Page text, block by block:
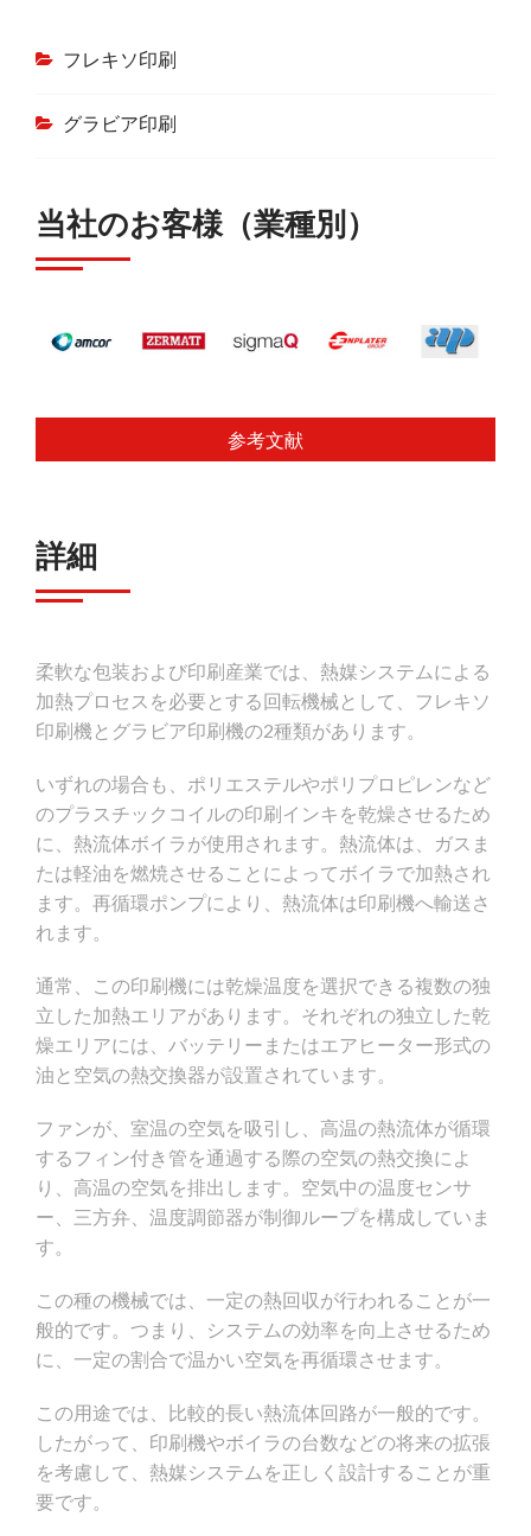
フレキソ印刷
グラビア印刷
当社のお客様（業種別）
参考文献
詳細
柔軟な包装および印刷産業では、熱媒システムによる
加熱プロセスを必要とする回転機械として、フレキソ
印刷機とグラビア印刷機の2種類があります。
いずれの場合も、ポリエステルやポリプロピレンなど
のプラスチックコイルの印刷インキを乾燥させるため
に、熱流体ボイラが使用されます。熱流体は、ガスま
たは軽油を燃焼させることによってボイラで加熱され
ます。再循環ポンプにより、熱流体は印刷機へ輸送さ
れます。
通常、この印刷機には乾燥温度を選択できる複数の独
立した加熱エリアがあります。それぞれの独立した乾
燥エリアには、バッテリーまたはエアヒーター形式の
油と空気の熱交換器が設置されています。
ファンが、室温の空気を吸引し、高温の熱流体が循環
するフィン付き管を通過する際の空気の熱交換によ
り、高温の空気を排出します。空気中の温度センサ
ー、三方弁、温度調節器が制御ループを構成していま
す。
この種の機械では、一定の熱回収が行われることが一
般的です。つまり、システムの効率を向上させるため
に、一定の割合で温かい空気を再循環させます。
この用途では、比較的長い熱流体回路が一般的です。
したがって、印刷機やボイラの台数などの将来の拡張
を考慮して、熱媒システムを正しく設計することが重
要です。